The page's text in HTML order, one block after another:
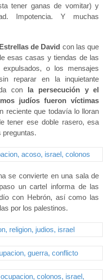
tener ganas de vomitar) y
Impotencia. Y muchas
Estrellas de David con las que
esas casas y tiendas de las
o los mensajes
reparar en la inquietante
con
la persecución y el
judíos fueron víctimas
reciente que todavía lo lloran
tener ese doble rasero, esa
preguntas.
se convierte en una sala de
un cartel informa de las
con Hebrón, así como las
por los palestinos.